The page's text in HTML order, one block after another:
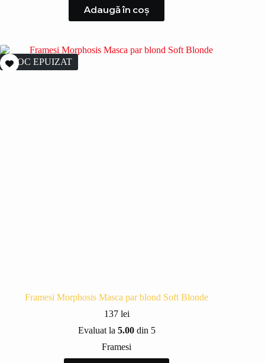
Adaugă în coș
STOC EPUIZAT
Framesi Morphosis Masca par blond Soft Blonde
137 lei
Evaluat la 5.00din 5
Framesi